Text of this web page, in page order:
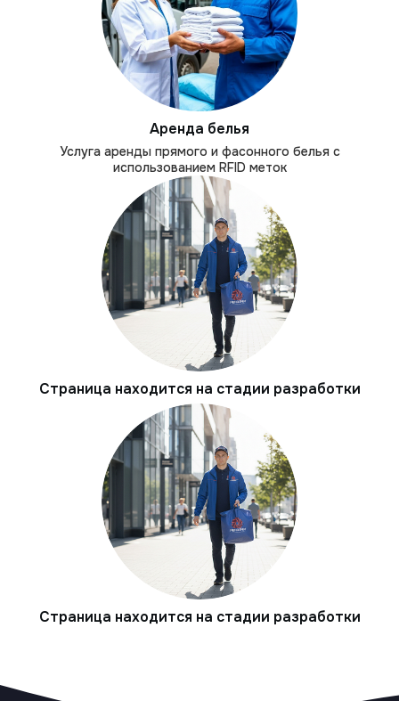
Аренда белья
Услуга аренды прямого и фасонного белья с
использованием RFID меток
Страница находится на стадии разработки
Страница находится на стадии разработки